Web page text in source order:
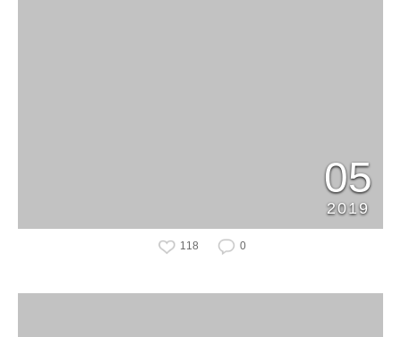
05
2019
118 0